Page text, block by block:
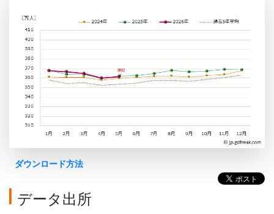
ダウンロード方法
データ出所